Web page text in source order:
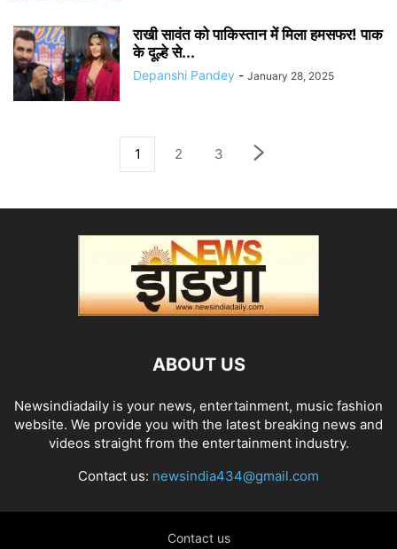
राखी सावंत को पाकिस्तान में मिला हमसफर! पाक
के दूल्हे से...
Depanshi Pandey - January 28, 2025
1 2 3
ABOUT US
Newsindiadaily is your news, entertainment, music fashion
website. We provide you with the latest breaking news and
videos straight from the entertainment industry.
Contact us: newsindia434@gmail.com
Contact us